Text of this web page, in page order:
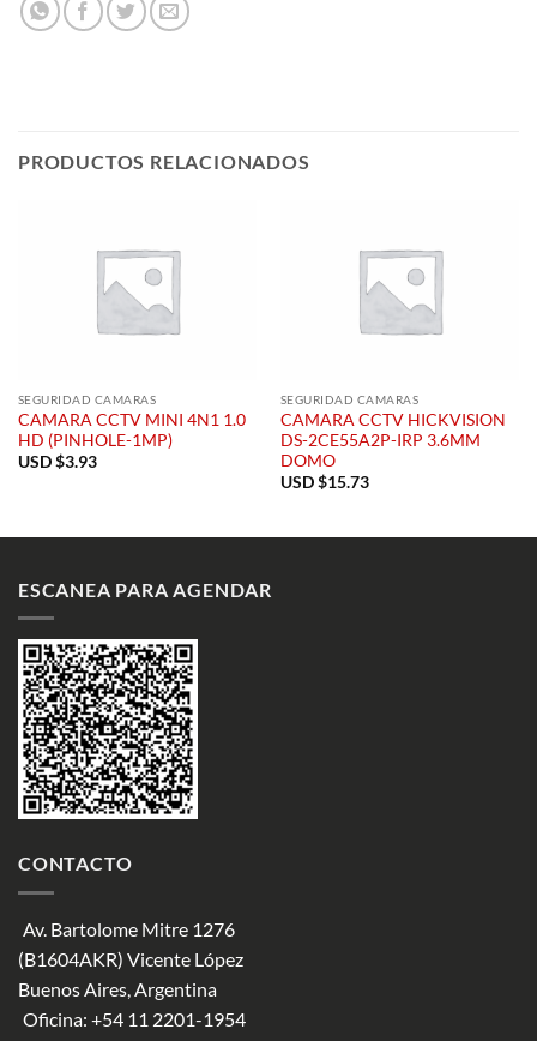
PRODUCTOS RELACIONADOS
SEGURIDAD CAMARAS
CAMARA CCTV MINI 4N1 1.0
HD (PINHOLE-1MP)
USD $3.93
SEGURIDAD CAMARAS
CAMARA CCTV HICKVISION
DS-2CE55A2P-IRP 3.6MM
DOMO
USD $15.73
ESCANEA PARA AGENDAR
CONTACTO
Av. Bartolome Mitre 1276
(B1604AKR) Vicente López
Buenos Aires, Argentina
Oficina: +54 11 2201-1954